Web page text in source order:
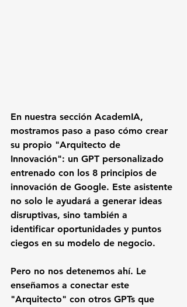
En nuestra sección AcademIA,
mostramos paso a paso cómo crear
su propio "Arquitecto de
Innovación": un GPT personalizado
entrenado con los 8 principios de
innovación de Google. Este asistente
no solo le ayudará a generar ideas
disruptivas, sino también a
identificar oportunidades y puntos
ciegos en su modelo de negocio.
Pero no nos detenemos ahí. Le
enseñamos a conectar este
"Arquitecto" con otros GPTs que